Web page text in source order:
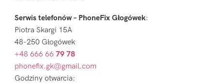
Serwis telefonów – PhoneFix Głogówek:
Piotra Skargi 15A
48-250 Głogówek
+48 666 66 79 78
phonefix.gk@gmail.com
Godziny otwarcia: